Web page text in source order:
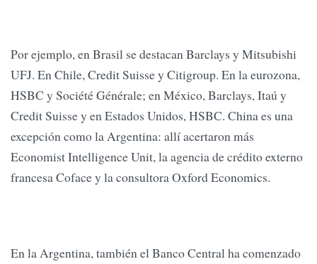
Por ejemplo, en Brasil se destacan Barclays y Mitsubishi
UFJ. En Chile, Credit Suisse y Citigroup. En la eurozona,
HSBC y Société Générale; en México, Barclays, Itaú y
Credit Suisse y en Estados Unidos, HSBC. China es una
excepción como la Argentina: allí acertaron más
Economist Intelligence Unit, la agencia de crédito externo
francesa Coface y la consultora Oxford Economics.
En la Argentina, también el Banco Central ha comenzado